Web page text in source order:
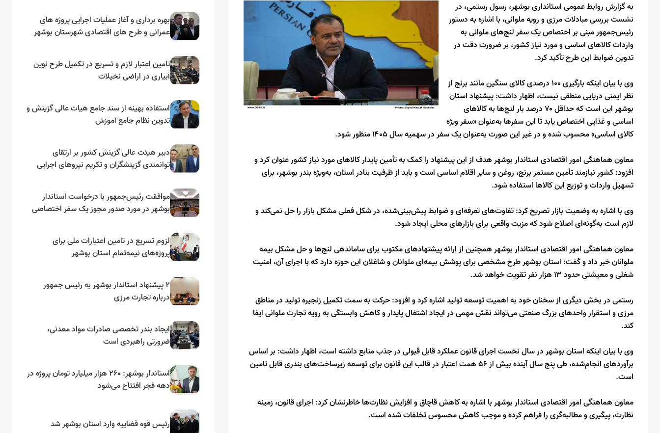
به گزارش روابط عمومی استانداری بوشهر، رسول رستمی، در
نشست بررسی مبادلات مرزی و رویه ملوانی، با اشاره به دستور
رئیس‌جمهور مبنی بر اختصاص یک سفر لنج‌های ملوانی به
واردات کالاهای اساسی و مورد نیاز کشور، بر ضرورت دقت در
تدوین ضوابط این طرح تأکید کرد.
وی با بیان اینکه بارگیری ۱۰۰ درصدی کالای سنگین مانند برنج از
نظر ایمنی دریایی منطقی نیست، اظهار داشت: پیشنهاد استان
بوشهر این است که حداقل ۷۰ درصد بار لنج‌ها به کالاهای
اساسی و غذایی اختصاص یابد تا این سفرها به‌عنوان «سفر ویژه
کالای اساسی» محسوب شده و در غیر این صورت به‌عنوان یک سفر در سهمیه سال ۱۴۰۵ منظور شود.
معاون هماهنگی امور اقتصادی استاندار بوشهر هدف از این پیشنهاد را کمک به تأمین پایدار کالاهای مورد نیاز کشور عنوان کرد و
افزود: کشور نیازمند تأمین مستمر برنج، روغن و سایر اقلام اساسی است و باید از ظرفیت بنادر استان، به‌ویژه بندر بوشهر، برای
تسهیل واردات و توزیع این کالاها استفاده شود.
وی با اشاره به وضعیت بازار تصریح کرد: تفاوت‌های تعرفه‌ای و ضوابط پیش‌بینی‌شده، در شکل فعلی مشکل بازار را حل نمی‌کند و
لازم است به‌گونه‌ای اصلاح شود که مزیت واقعی برای بازارهای محلی ایجاد شود.
معاون هماهنگی امور اقتصادی استاندار بوشهر همچنین از ارائه پیشنهادهای مکتوب برای ساماندهی لنج‌ها و حل مشکل بیمه
ملوانان خبر داد و گفت: استان بوشهر طرح مشخصی برای پوشش بیمه‌ای ملوانان و شاغلان این حوزه دارد که با اجرای آن، امنیت
شغلی و معیشتی حدود ۱۳ هزار نفر تقویت خواهد شد.
رستمی در بخش دیگری از سخنان خود به اهمیت توسعه تولید اشاره کرد و افزود: حرکت به سمت تکمیل زنجیره تولید در مناطق
مرزی و استقرار واحدهای بزرگ صنعتی می‌تواند نقش مهمی در ایجاد اشتغال پایدار و کاهش وابستگی به رویه تجارت ملوانی ایفا
کند.
وی با بیان اینکه استان بوشهر در سال نخست اجرای قانون عملکرد قابل قبولی در جذب منابع داشته است، اظهار داشت: بر اساس
برآوردهای انجام‌شده، طی پنج سال آینده بیش از ۵۶ همت اعتبار در قالب این قانون برای توسعه زیرساخت‌های بندری قابل تامین
است.
معاون هماهنگی امور اقتصادی استاندار بوشهر با اشاره به کاهش قاچاق و افزایش نظارت‌ها خاطرنشان کرد: اجرای قانون، زمینه
نظارت، پیگیری و مطالبه‌گری را فراهم کرده و موجب کاهش محسوس تخلفات شده است.
بهره برداری و آغاز عملیات اجرایی پروژه های
عمرانی و طرح های اقتصادی شهرستان بوشهر
تامین اعتبار لازم و تسریع در تکمیل طرح نوین
آبیاری در اراضی نخیلات
استفاده بهینه از سند جامع هیات عالی گزینش و‌
تدوین نظام جامع آموزش
دبیر هیئت عالی گزینش کشور بر ارتقای
توانمندی گزینشگران و تکریم نیروهای اجرایی
موافقت رئیس‌جمهور با درخواست استاندار
بوشهر در مورد صدور مجوز یک سفر اختصاصی
لزوم تسریع در تامین اعتبارات ملی برای
پروژه‌های نیمه‌تمام استان بوشهر
۲ پیشنهاد استاندار بوشهر به رئیس جمهور
درباره تجارت مرزی
ایجاد بندر تخصصی صادرات مواد معدنی،
ضرورتی راهبردی است
استاندار بوشهر: ۲۶۰ هزار میلیارد تومان پروژه در
دهه فجر افتتاح می‌شود
رئیس قوه قضاییه وارد استان بوشهر شد